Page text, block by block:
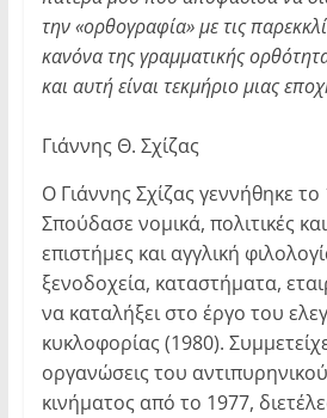
την «ορθογραφία» με τις
κανόνα της γραμματικής
και αυτή είναι τεκμήριο μιας
Γιάννης Θ. Σχίζας
Ο Γιάννης Σχίζας γεννήθηκε
Σπούδασε νομικά, πολιτικές
επιστήμες και αγγλική
ξενοδοχεία, καταστήματα,
να καταλήξει στο έργο του
κυκλοφορίας (1980).
οργανώσεις του
κινήματος από το 1977,